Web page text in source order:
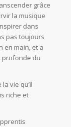
grâce
la musique
dans
pas toujours
en main, et a
profonde du
vie qu’il
riche et